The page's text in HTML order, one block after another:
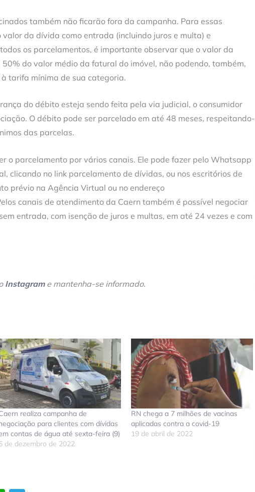
também não ficarão fora da campanha. Para essas
da dívida como entrada (incluindo juros e multa) e
os parcelamentos, é importante observar que o valor da
do valor médio da fatural do imóvel, não podendo, também,
tarifa mínima de sua categoria.
do débito esteja sendo feita pela via judicial, o consumidor
O débito pode ser parcelado em até 48 meses, respeitando-
das parcelas.
o parcelamento por vários canais. Ele pode fazer pelo Whatsapp
clicando no link parcelamento de dívidas, ou nos escritórios de
prévio na Agência Virtual ou no endereço
canais de atendimento da Caern também é possível negociar
entrada, com isenção de juros e multas, em até 24 vezes e com
Instagrame mantenha-se informado.
realiza campanha de
para clientes com dívidas
contas de água até sexta-feira (9)
de dezembro de 2022
RN chega a 7 milhões de vacinas
aplicadas contra a covid-19
19 de abril de 2022